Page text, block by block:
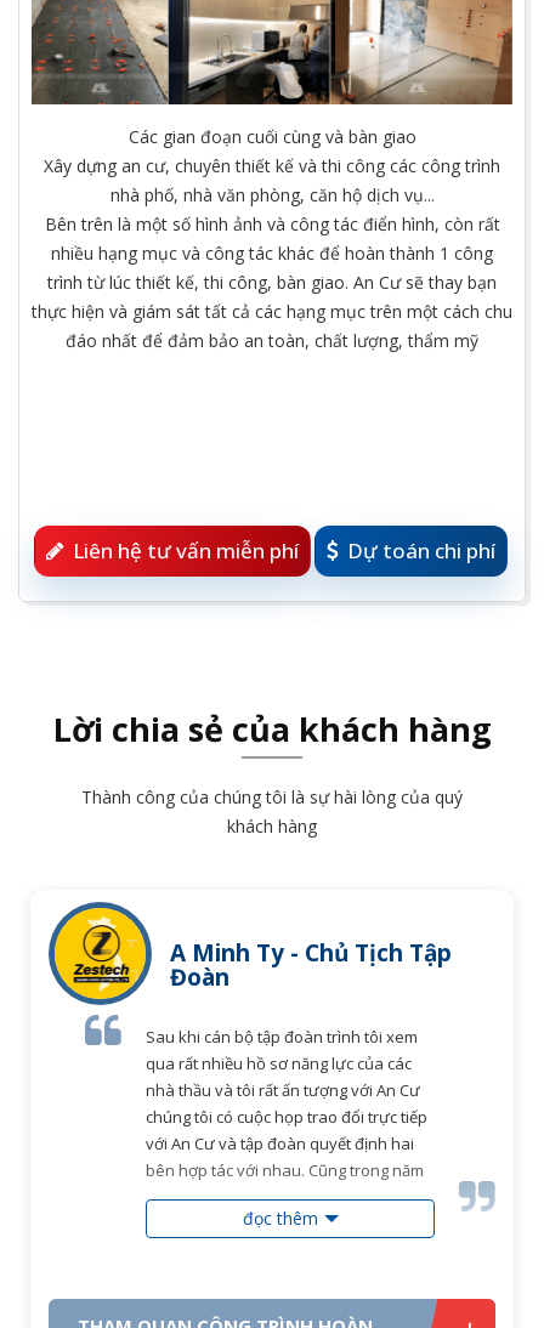
Các gian đoạn cuối cùng và bàn giao
Xây dựng an cư, chuyên thiết kế và thi công các công trình
nhà phố, nhà văn phòng, căn hộ dịch vụ...
Bên trên là một số hình ảnh và công tác điển hình, còn rất
nhiều hạng mục và công tác khác để hoàn thành 1 công
trình từ lúc thiết kế, thi công, bàn giao. An Cư sẽ thay bạn
thực hiện và giám sát tất cả các hạng mục trên một cách chu
đáo nhất để đảm bảo an toàn, chất lượng, thẩm mỹ
Liên hệ tư vấn miễn phí Dự toán chi phí
Lời chia sẻ của khách hàng
Thành công của chúng tôi là sự hài lòng của quý
khách hàng
Bà Cao Mộng Giao
Lúc chọn An Cư chị có tham khảo rất
nhiều nhà thầu, tuy nhiên sau đó chị
chọn công ty An Cư vì nhiều lý do, mặc
dù lúc này công ty còn non trẻ cả về
kinh nghiệm và tuổi đời của giám đốc,
tuy nhiên sau khi công trình đưa vào
sử dụng thì mới thấy đây là lựa chọn
đúng đắn của chị
thầu đã qua, chưa có nhà thầu nào làm
đọc thêm